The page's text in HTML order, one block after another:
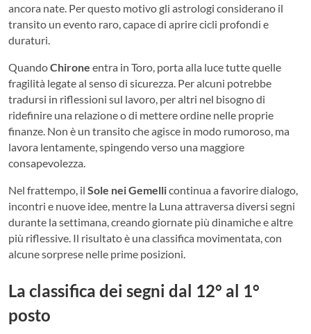
ancora nate. Per questo motivo gli astrologi considerano il
transito un evento raro, capace di aprire cicli profondi e
duraturi.
QuandoChirone entra in Toro, porta alla luce tutte quelle
fragilità legate al senso di sicurezza. Per alcuni potrebbe
tradursi in riflessioni sul lavoro, per altri nel bisogno di
ridefinire una relazione o di mettere ordine nelle proprie
finanze. Non è un transito che agisce in modo rumoroso, ma
lavora lentamente, spingendo verso una maggiore
consapevolezza.
Nel frattempo, il Sole nei Gemellicontinua a favorire dialogo,
incontri e nuove idee, mentre la Luna attraversa diversi segni
durante la settimana, creando giornate più dinamiche e altre
più riflessive. Il risultato è una classifica movimentata, con
alcune sorprese nelle prime posizioni.
La classifica dei segni dal 12° al 1°
posto